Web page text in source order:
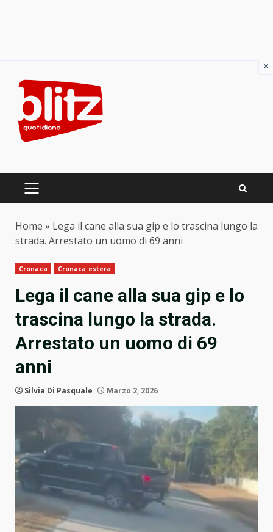
content
PRIMARY
Home » Lega il cane alla sua gip e lo trascina lungo la
strada. Arrestato un uomo di 69 anni
Cronaca Cronaca estera
Lega il cane alla sua gip e lo
trascina lungo la strada.
Arrestato un uomo di 69
anni
Silvia Di Pasquale Marzo 2, 2026
×